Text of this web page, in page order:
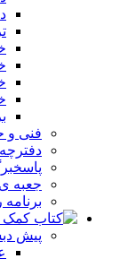
فنی و
جعبه ی
پیش